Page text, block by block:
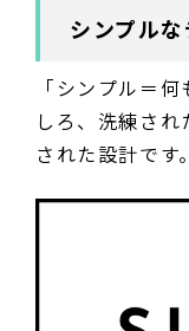
シンプル
「シンプル＝
しろ、洗練さ
された設計です。